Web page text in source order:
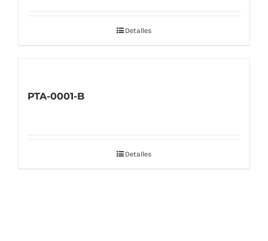
Detalles
PTA-0001-B
Detalles